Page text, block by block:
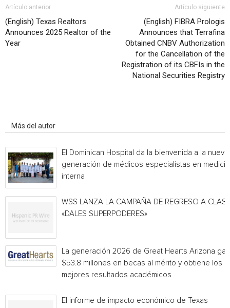
Artículo anterior
(English) Texas Realtors
Announces 2025 Realtor of the
Year
Artículo siguiente
(English) FIBRA Prologis
Announces that Terrafina
Obtained CNBV Authorization
for the Cancellation of the
Registration of its CBFIs in the
National Securities Registry
Más del autor
El Dominican Hospital da la bienvenida a la nueva
generación de médicos especialistas en
interna
WSS LANZA LA CAMPAÑA DE REGRESO A
«DALES SUPERPODERES»
La generación 2026 de Great Hearts Arizona
$53.8 millones en becas al mérito y obtiene los
mejores resultados académicos
El informe de impacto económico de Texas